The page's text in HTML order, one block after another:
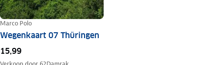
Marco Polo
Wegenkaart 07 Thüringen
15,99